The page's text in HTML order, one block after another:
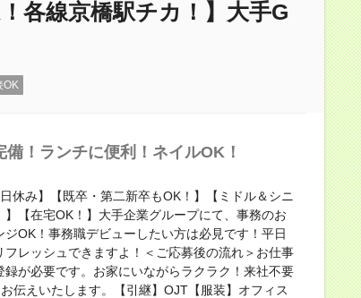
各線京橋駅チカ！】大手G
OK
！ランチに便利！ネイルOK！
休み】【既卒・第二新卒もOK！】【ミドル＆シニ
【在宅OK！】大手企業グループにて、事務のお
OK！事務職デビューしたい方は必見です！平日
レッシュできますよ！＜ご応募後の流れ＞お仕事
が必要です。お家にいながらラクラク！来社不要
伝えいたします。【引継】OJT【服装】オフィス